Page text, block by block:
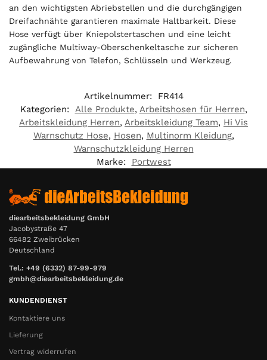
an den wichtigsten Abriebstellen und die durchgängigen
Dreifachnähte garantieren maximale Haltbarkeit. Diese
Hose verfügt über Kniepolstertaschen und eine leicht
zugängliche Multiway-Oberschenkeltasche zur sicheren
Aufbewahrung von Telefon, Schlüsseln und Werkzeug.
Artikelnummer:
FR414
Kategorien: Alle Produkte, Arbeitshosen für Herren,
Arbeitskleidung Herren, Arbeitskleidung Team, Hi Vis
Warnschutz Hose, Hosen, Multinorm Kleidung,
Warnschutzkleidung Herren
Marke:
Portwest
diearbeitsbekleidung GmbH
Jacobystraße 47
66482 Zweibrücken
Deutschland
Tel.: +49 (6332) 87-99-979
gmbh@diearbeitsbekleidung.de
KUNDENDIENST
Kontaktiere uns
Lieferung
Vertrag widerrufen